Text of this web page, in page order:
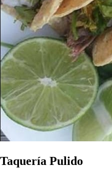
Taquería Pulido